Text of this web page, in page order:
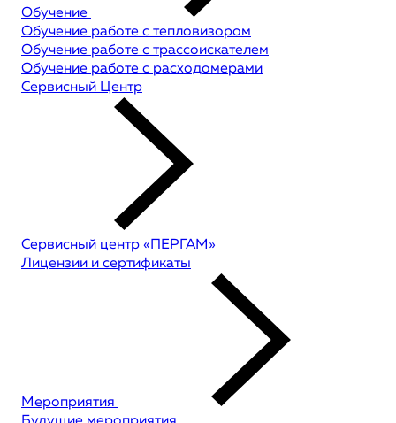
Обучение
Обучение работе с тепловизором
Обучение работе с трассоискателем
Обучение работе с расходомерами
Сервисный Центр
Сервисный центр «ПЕРГАМ»
Лицензии и сертификаты
Мероприятия